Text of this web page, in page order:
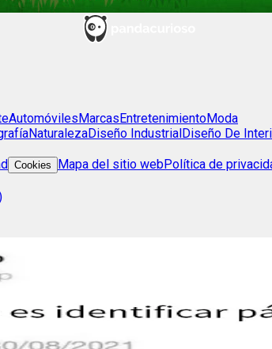
AutomóvilesMarcasEntretenimientoModa
NaturalezaDiseño IndustrialDiseño De
Cookies Mapa del sitio webPolítica de